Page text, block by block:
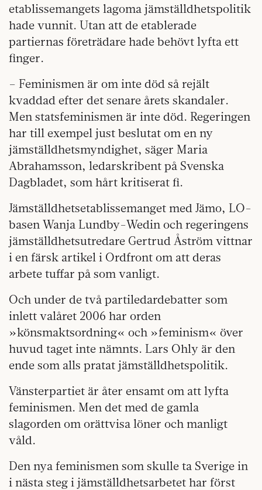
etablissemangets lagoma jämställdhetspolitik
hade vunnit. Utan att de etablerade
partiernas företrädare hade behövt lyfta ett
finger.
– Feminismen är om inte död så rejält
kvaddad efter det senare årets skandaler.
Men statsfeminismen är inte död. Regeringen
har till exempel just beslutat om en ny
jämställdhetsmyndighet, säger Maria
Abrahamsson, ledarskribent på Svenska
Dagbladet, som hårt kritiserat fi.
Jämställdhetsetablissemanget med Jämo, LO-
basen Wanja Lundby-Wedin och regeringens
jämställdhetsutredare Gertrud Åström vittnar
i en färsk artikel i Ordfront om att deras
arbete tuffar på som vanligt.
Och under de två partiledardebatter som
inlett valåret 2006 har orden
»könsmaktsordning« och »feminism« över
huvud taget inte nämnts. Lars Ohly är den
ende som alls pratat jämställdhetspolitik.
Vänsterpartiet är åter ensamt om att lyfta
feminismen. Men det med de gamla
slagorden om orättvisa löner och manligt
våld.
Den nya feminismen som skulle ta Sverige in
i nästa steg i jämställdhetsarbetet har först